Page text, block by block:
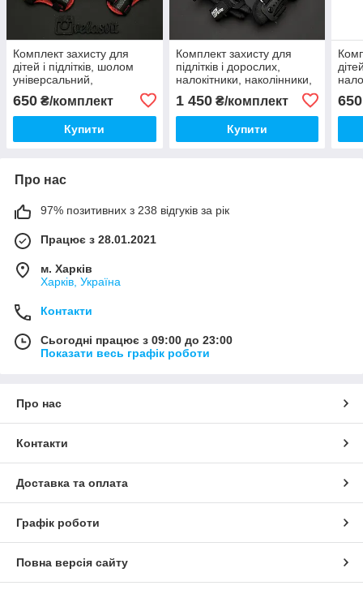
Комплект захисту для
дітей і підлітків, шолом
універсальний,
налокітники, наколінники,
рукавички + ШЛЕМ
650 ₴/комплект
Купити
Комплект захисту для
підлітків і дорослих,
налокітники, наколінники,
1 450₴/комплект
Купити
650
Про нас
97% позитивних з 238 відгуків за рік
Працює з 28.01.2021
м. Харків
Харків, Україна
Контакти
Сьогодні працює з 09:00 до 23:00
Показати весь графік роботи
Про нас
Контакти
Доставка та оплата
Графік роботи
Повна версія сайту